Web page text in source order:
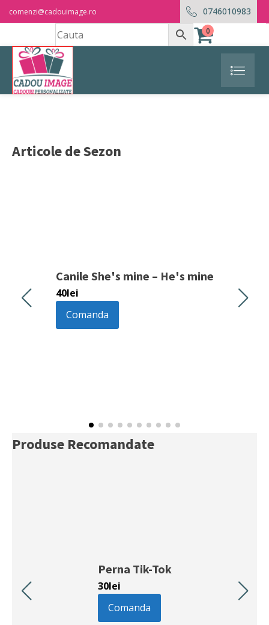
comenzi@cadouimage.ro 0746010983
0
Articole de Sezon
Canile She's mine – He's mine
40lei
Comanda
Produse Recomandate
Perna Tik-Tok
30lei
Comanda